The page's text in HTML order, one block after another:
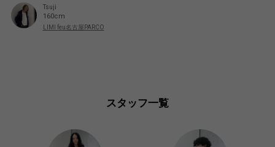
Tsuji
160cm
LIMI feu名古屋PARCO
スタッフ一覧